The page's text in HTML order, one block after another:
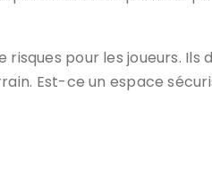
pour les joueurs. Ils
Est-ce un espace